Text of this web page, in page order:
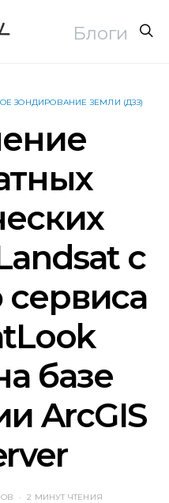
Блоги
ЗОНДИРОВАНИЕ ЗЕМЛИ (ДЗЗ)
с
базе
ArcGIS
2 МИНУТ ЧТЕНИЯ